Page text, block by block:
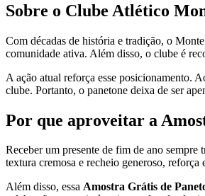
Sobre o Clube Atlético
Com décadas de história e tradição, o
comunidade ativa. Além disso, o clube é
A ação atual reforça esse posicionamento.
clube. Portanto, o panetone deixa de ser
Por que aproveitar a
Receber um presente de fim de ano
textura cremosa e recheio generoso, reforça
Além disso, essa Amostra Grátis de